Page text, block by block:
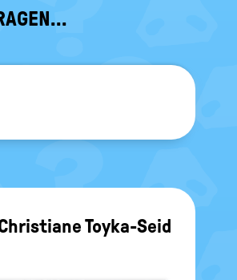
ein-/
Toyka-Seid